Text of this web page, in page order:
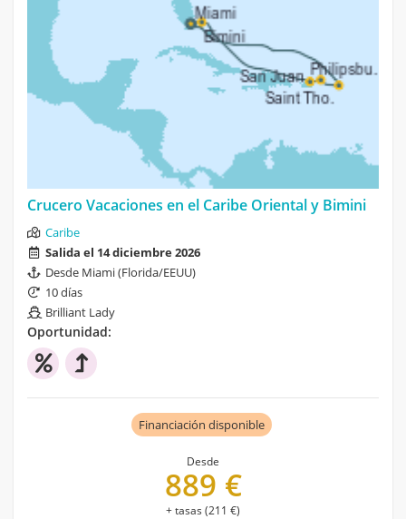
Crucero Vacaciones en el Caribe Oriental y Bimini
Caribe
Salida el 14 diciembre 2026
Desde Miami (Florida/EEUU)
10 días
Brilliant Lady
Oportunidad:
Financiación disponible
Desde
889 €
+ tasas (211 €)